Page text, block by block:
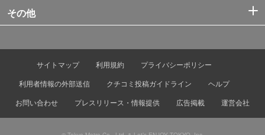
その他
サイトマップ 利用規約
プライバシーポリシー
利用者情報の外部送信
クチコミ投稿ガイドライン
ヘルプ
お問い合わせ
プレスリリース・情報提供 広告掲載 運営会社